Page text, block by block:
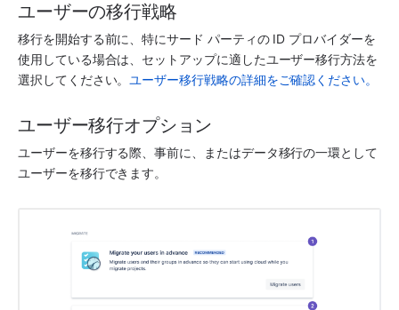
ユーザーの移行戦略
移行を開始する前に、特にサード パーティの ID プロバイダーを
使用している場合は、セットアップに適したユーザー移行方法を
選択してください。ユーザー移行戦略の詳細をご確認ください。
ユーザー移行オプション
ユーザーを移行する際、事前に、またはデータ移行の一環として
ユーザーを移行できます。